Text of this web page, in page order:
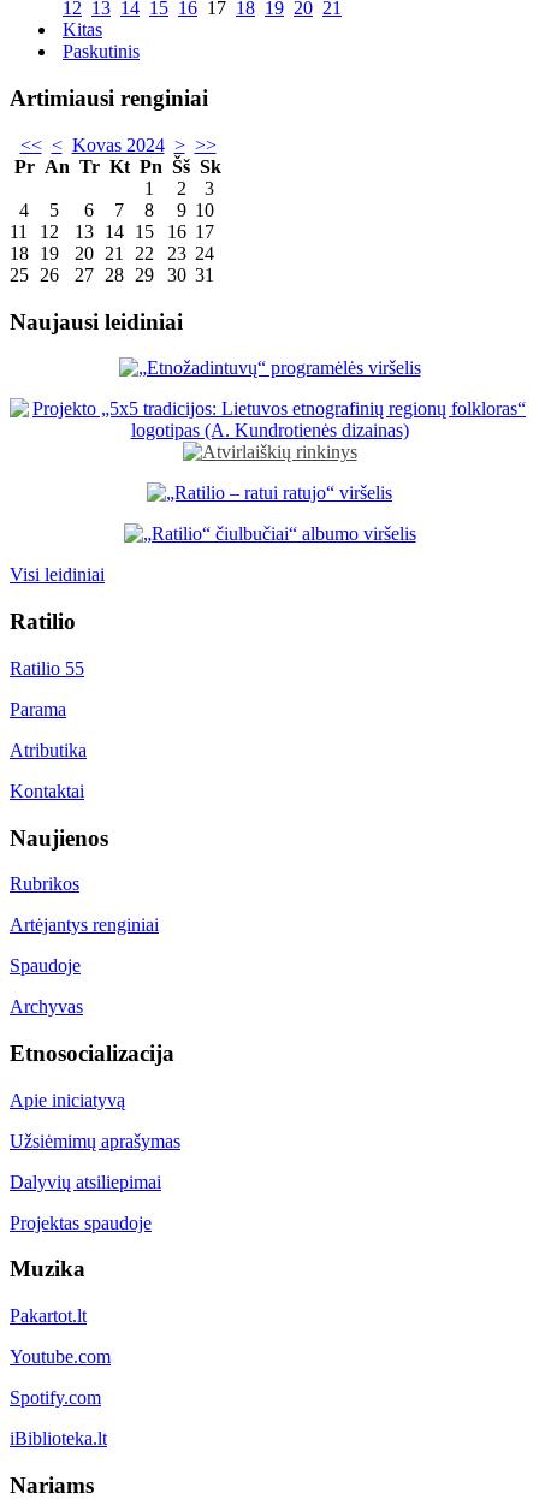
12 13 14 15 16 17 18 19 20 21
Kitas
Paskutinis
Artimiausi renginiai
<< < Kovas 2024 > >>
Pr An Tr Kt Pn Šš Sk
1
2
3
4
5 6 7 8 9 10
11
12 13 14 15 16 17
18 19 20 21 22 23 24
25 26 27 28 29 30 31
Naujausi leidiniai
Visi leidiniai
Ratilio
Ratilio 55
Parama
Atributika
Kontaktai
Naujienos
Rubrikos
Artėjantys renginiai
Spaudoje
Archyvas
Etnosocializacija
Apie iniciatyvą
Užsiėmimų aprašymas
Dalyvių atsiliepimai
Projektas spaudoje
Muzika
Pakartot.lt
Youtube.com
Spotify.com
iBiblioteka.lt
Nariams